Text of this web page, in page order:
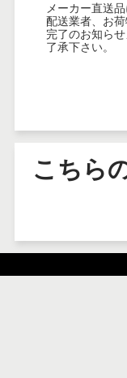
メーカー直送品
配送業者、お
完了のお知ら
了承下さい。
こちら